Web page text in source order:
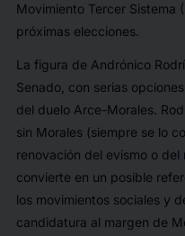
Movimiento Tercer Sistema
próximas elecciones.
La figura de Andrónico
Senado, con serias
del duelo Arce-Morales.
sin Morales (siempre se lo
renovación del evismo o
convierte en un posible
los movimientos sociales y
candidatura al margen de